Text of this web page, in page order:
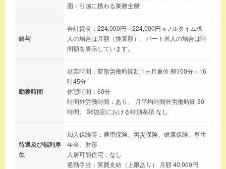
囲：引越に携わる業務全般
給与
合計賃金：224,000円～224,000円 ※フルタイム求
人の場合は月額（換算額）、パート求人の場合は時
間額を表示しています。
勤務時間
就業時間：変形労働時間制 1ヶ月単位 8時00分～16
時45分
休憩時間：60分
時間外労働時間：あり、 月平均時間外労働時間 30
時間、 36協定における特別条項 なし
待遇及び福利厚
生
加入保険等：雇用保険、労災保険、健康保険、厚生
年金、財形
入居可能住宅：なし
通勤手当：実費支給（上限あり） 月額 40,000円